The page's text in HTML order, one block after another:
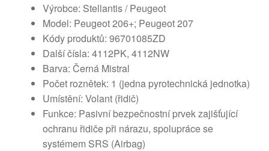
Výrobce: Stellantis / Peugeot
Model: Peugeot 206+; Peugeot 207
Kódy produktů: 96701085ZD
Další čísla: 4112PK, 4112NW
Barva: Černá Mistral
Počet roznětek: 1 (jedna pyrotechnická jednotka)
Umístění: Volant (řidič)
Funkce: Pasivní bezpečnostní prvek zajišťující
ochranu řidiče při nárazu, spolupráce se
systémem SRS (Airbag)